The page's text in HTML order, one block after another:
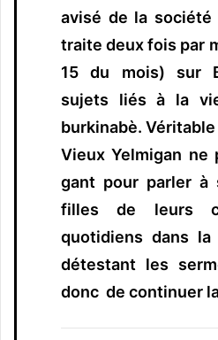
avisé de la société
traite deux fois par
15 du mois) sur
sujets liés à la
burkinabè.
Vieux Yelmigan ne
gant pour parler
filles de leurs
quotidiens dans
détestant les
donc de continuer